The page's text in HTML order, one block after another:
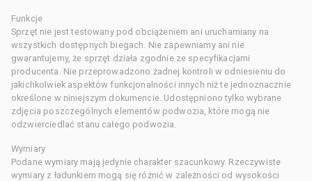
Funkcje
Sprzęt nie jest testowany pod obciążeniem ani uruchamiany na
wszystkich dostępnych biegach. Nie zapewniamy ani nie
gwarantujemy, że sprzęt działa zgodnie ze specyfikacjami
producenta. Nie przeprowadzono żadnej kontroli w odniesieniu do
jakichkolwiek aspektów funkcjonalności innych niż te jednoznacznie
określone w niniejszym dokumencie. Udostępniono tylko wybrane
zdjęcia poszczególnych elementów podwozia, które mogą nie
odzwierciedlać stanu całego podwozia.
Wymiary
Podane wymiary mają jedynie charakter szacunkowy. Rzeczywiste
wymiary z ładunkiem mogą się różnić w zależności od wysokości